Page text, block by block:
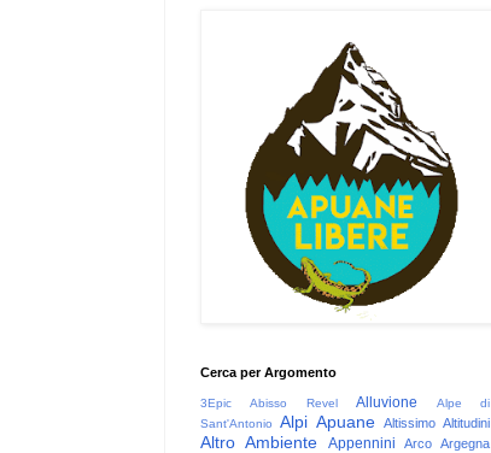
Cerca per Argomento
3Epic Abisso Revel Alluvione
Alpe di
Sant'Antonio
Alpi Apuane Altissimo Altitudini
Altro Ambiente Appennini Arco Argegna